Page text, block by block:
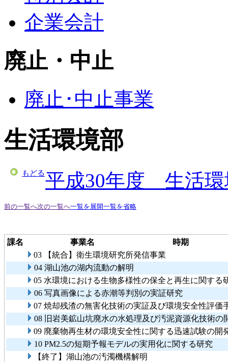
企業会計
廃止・中止
廃止･中止事業
生活環境部
もどる平成30年度 生活環
前の一覧へ次の一覧へ一覧を展開一覧を省略
課名 事業名
時期
03 【統合】衛生環境研究所発信事業
04 湖山池の湖内流動の解明
05 水環境における生物多様性の保全と再生に関する
06 写真画像による赤潮等判別の実証研究
07 焼却残渣の無害化技術の実証及び環境安全性評価
08 旧岩美鉱山坑廃水の水処理及び汚泥資源化技術の
09 廃棄物再生材の環境安全性に関する迅速試験の
10 PM2.5の短期予報モデルの実用化に関する研究
【終了】湖山池の汚濁機構解明